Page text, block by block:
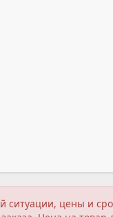
ситуации, цены и